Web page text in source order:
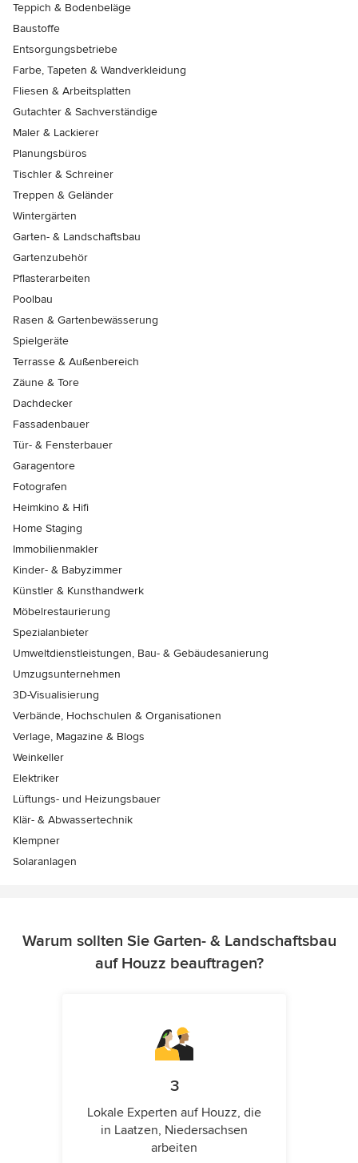
Teppich & Bodenbeläge
Baustoffe
Entsorgungsbetriebe
Farbe, Tapeten & Wandverkleidung
Fliesen & Arbeitsplatten
Gutachter & Sachverständige
Maler & Lackierer
Planungsbüros
Tischler & Schreiner
Treppen & Geländer
Wintergärten
Garten- & Landschaftsbau
Gartenzubehör
Pflasterarbeiten
Poolbau
Rasen & Gartenbewässerung
Spielgeräte
Terrasse & Außenbereich
Zäune & Tore
Dachdecker
Fassadenbauer
Tür- & Fensterbauer
Garagentore
Fotografen
Heimkino & Hifi
Home Staging
Immobilienmakler
Kinder- & Babyzimmer
Künstler & Kunsthandwerk
Möbelrestaurierung
Spezialanbieter
Umweltdienstleistungen, Bau- & Gebäudesanierung
Umzugsunternehmen
3D-Visualisierung
Verbände, Hochschulen & Organisationen
Verlage, Magazine & Blogs
Weinkeller
Elektriker
Lüftungs- und Heizungsbauer
Klär- & Abwassertechnik
Klempner
Solaranlagen
Warum sollten Sie Garten- & Landschaftsbau
auf Houzz beauftragen?
3
Lokale Experten auf Houzz, die
in Laatzen, Niedersachsen
arbeiten